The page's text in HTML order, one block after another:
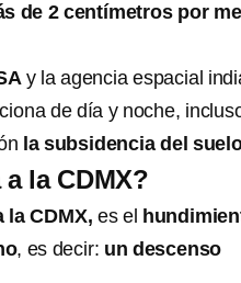
de 2 centímetros por
y la agencia espacial
de día y noche,
la subsidencia del
la CDMX?
la CDMX, es el
, es decir: un descenso